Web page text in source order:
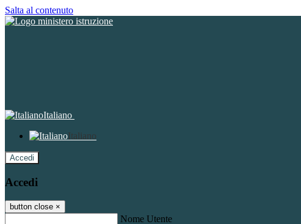
Salta al contenuto
Italiano
Italiano
Accedi
Accedi
button close ×
Nome Utente